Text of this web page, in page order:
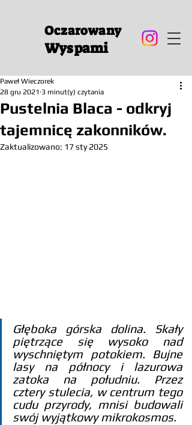
Oczarowany
Wyspami
Pustelnia Blaca - odkryj
tajemnicę zakonników.
Paweł Wieczorek
28 gru 2021 3 minut(y) czytania
Zaktualizowano: 17 sty 2025
Głęboka górska dolina. Skały
piętrzące się wysoko nad
wyschniętym potokiem. Bujne
lasy na północy i lazurowa
zatoka na południu. Przez
cztery stulecia, w centrum tego
cudu przyrody, mnisi budowali
swój wyjątkowy mikrokosmos.